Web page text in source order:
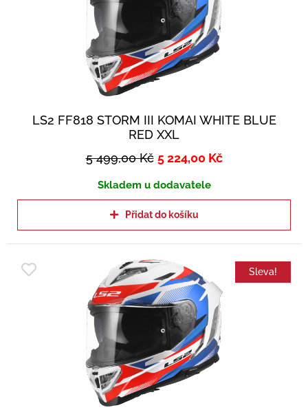
LS2 FF818 STORM III KOMAI WHITE BLUE
RED XXL
5 499,00Kč 5 224,00 Kč
Skladem u dodavatele
Přidat do košíku
Sleva!